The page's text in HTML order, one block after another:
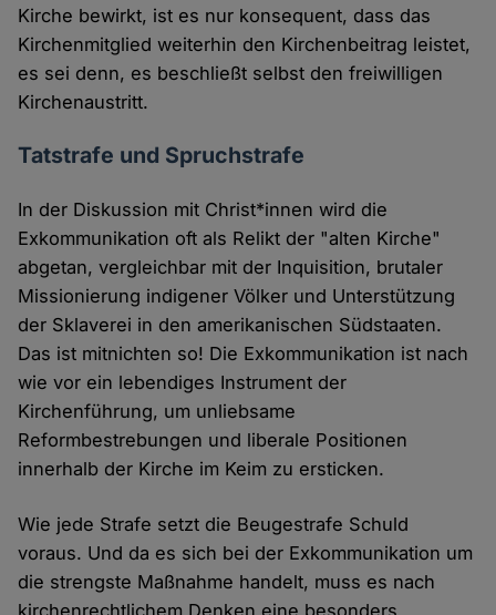
Kirche bewirkt, ist es nur konsequent, dass das
Kirchenmitglied weiterhin den Kirchenbeitrag leistet,
es sei denn, es beschließt selbst den freiwilligen
Kirchenaustritt.
Tatstrafe und Spruchstrafe
In der Diskussion mit Christ*innen wird die
Exkommunikation oft als Relikt der "alten Kirche"
abgetan, vergleichbar mit der Inquisition, brutaler
Missionierung indigener Völker und Unterstützung
der Sklaverei in den amerikanischen Südstaaten.
Das ist mitnichten so! Die Exkommunikation ist nach
wie vor ein lebendiges Instrument der
Kirchenführung, um unliebsame
Reformbestrebungen und liberale Positionen
innerhalb der Kirche im Keim zu ersticken.
Wie jede Strafe setzt die Beugestrafe Schuld
voraus. Und da es sich bei der Exkommunikation um
die strengste Maßnahme handelt, muss es nach